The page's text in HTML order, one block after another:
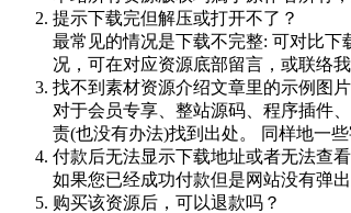
提示下载完但解压或打开不了？
最常见的情况是下载不完整: 可对比
况，可在对应资源底部留言，或联络我
找不到素材资源介绍文章里的示例图片
对于会员专享、整站源码、程序插件
责(也没有办法)找到出处。 同样地一
付款后无法显示下载地址或者无法查
如果您已经成功付款但是网站没有弹
购买该资源后，可以退款吗？